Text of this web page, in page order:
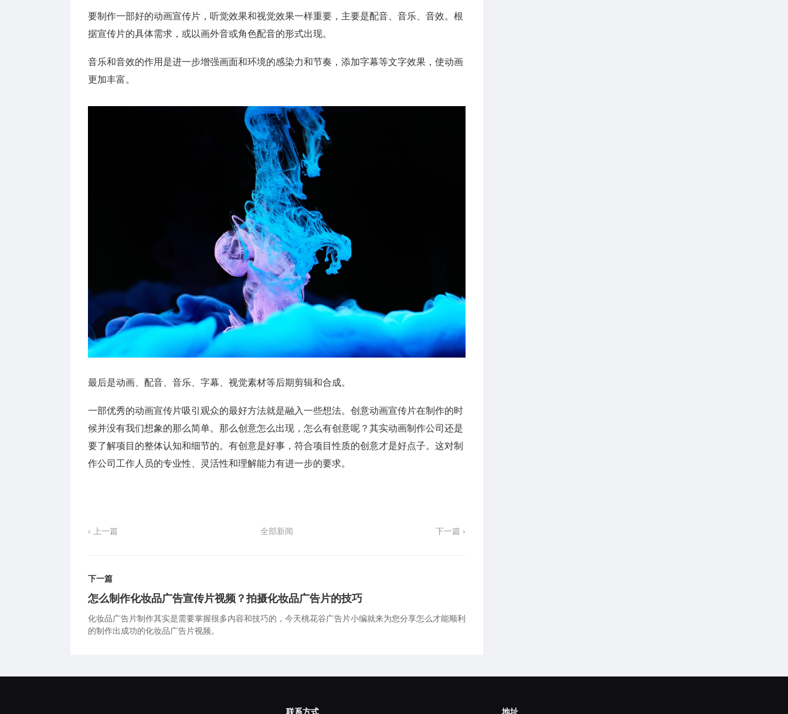
要制作一部好的动画宣传片，听觉效果和视觉效果一样重要，主要是配音、音乐、音效。根
据宣传片的具体需求，或以画外音或角色配音的形式出现。
音乐和音效的作用是进一步增强画面和环境的感染力和节奏，添加字幕等文字效果，使动画
更加丰富。
最后是动画、配音、音乐、字幕、视觉素材等后期剪辑和合成。
一部优秀的动画宣传片吸引观众的最好方法就是融入一些想法。创意动画宣传片在制作的时
候并没有我们想象的那么简单。那么创意怎么出现，怎么有创意呢？其实动画制作公司还是
要了解项目的整体认知和细节的。有创意是好事，符合项目性质的创意才是好点子。这对制
作公司工作人员的专业性、灵活性和理解能力有进一步的要求。
‹ 上一篇 全部新闻 下一篇 ›
下一篇
怎么制作化妆品广告宣传片视频？拍摄化妆品广告片的技巧
化妆品广告片制作其实是需要掌握很多内容和技巧的，今天桃花谷广告片小编就来为您分享怎么才能顺利
的制作出成功的化妆品广告片视频。
联系方式 地址